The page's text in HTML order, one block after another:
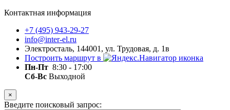
Контактная информация
+7 (495) 943-29-27
info@inter-el.ru
Электросталь, 144001, ул. Трудовая, д. 1в
Построить маршрут в
Пн-Пт 8:30 - 17:00
Сб-Вс Выходной
×
Введите поисковый запрос: